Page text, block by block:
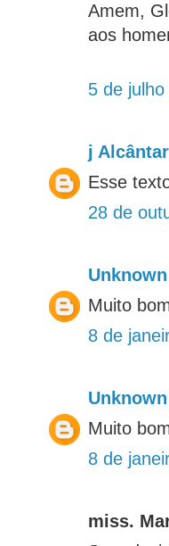
Amem,
aos
5 de
j
Esse
28 de
Unknown
Muito
8 de
Unknown
Muito
8 de
miss.